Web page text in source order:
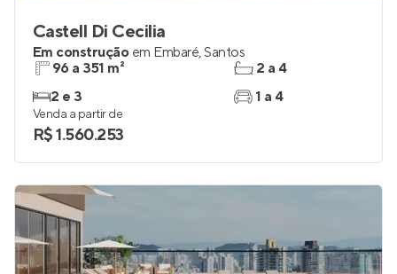
Castell Di Cecilia
Em construção em Embaré,Santos
96 a 351 m²
2 e 3
2 a 4
1 a 4
Venda a partir de
R$ 1.560.253